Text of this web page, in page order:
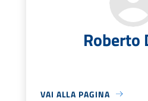
Roberto
VAI ALLA PAGINA